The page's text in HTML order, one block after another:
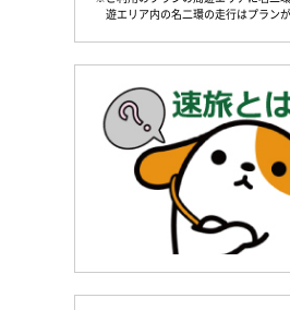
遊エリア内の名二環の走行はプラン